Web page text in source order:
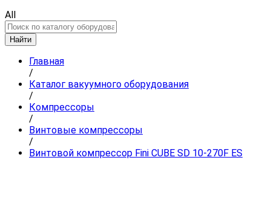
All
Найти
Главная
/
Каталог вакуумного оборудования
/
Компрессоры
/
Винтовые компрессоры
/
Винтовой компрессор Fini CUBE SD 10-270F ES